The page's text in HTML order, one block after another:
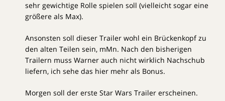
sehr gewichtige Rolle spielen soll (vielleicht sogar eine
größere als Max).
Ansonsten soll dieser Trailer wohl ein Brückenkopf zu
den alten Teilen sein, mMn. Nach den bisherigen
Trailern muss Warner auch nicht wirklich Nachschub
liefern, ich sehe das hier mehr als Bonus.
Morgen soll der erste Star Wars Trailer erscheinen.